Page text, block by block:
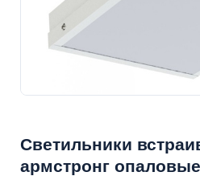
Светильники
армстронг опаловые